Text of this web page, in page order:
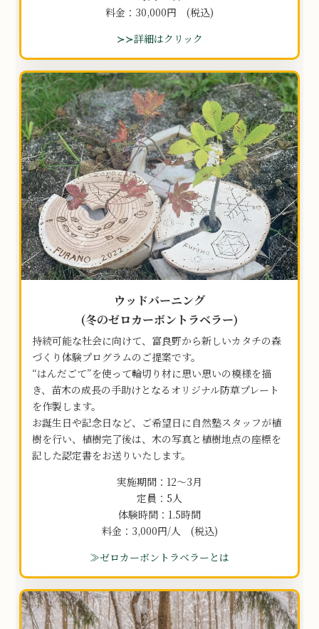
料金：30,000円 (税込)
≻≻詳細はクリック
グ
リ
ッ
ド
カ
ラ
ム
ア
イ
テ
ム
リ
ン
ク
ウッドバーニング
(冬のゼロカーボントラベラー)
持続可能な社会に向けて、富良野から新しいカタチの森
づくり体験プログラムのご提案です。
“はんだごて”を使って輪切り材に思い思いの模様を描
き、苗木の成長の手助けとなるオリジナル防草プレート
を作製します。
お誕生日や記念日など、ご希望日に自然塾スタッフが植
樹を行い、植樹完了後は、木の写真と植樹地点の座標を
記した認定書をお送りいたします。
実施期間：12～3月
定員：5人
体験時間：1.5時間
料金：3,000円/人 (税込)
≫ゼロカーボントラベラーとは